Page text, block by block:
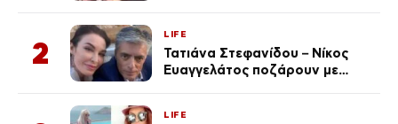
2
LIFE
Τατιάνα Στεφανίδου – Νίκος
Ευαγγελάτος ποζάρουν με
LIFE